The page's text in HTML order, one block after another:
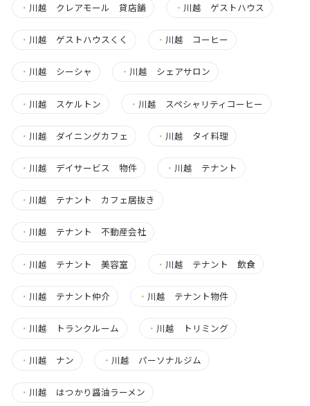
・ 川越 クレアモール 貸店舗 ・ 川越 ゲストハウス
・ 川越 ゲストハウスくく ・ 川越 コーヒー
・ 川越 シーシャ ・ 川越 シェアサロン
・ 川越 スケルトン ・ 川越 スペシャリティコーヒー
・ 川越 ダイニングカフェ ・ 川越 タイ料理
・ 川越 デイサービス 物件 ・ 川越 テナント
・ 川越 テナント カフェ居抜き
・ 川越 テナント 不動産会社
・ 川越 テナント 美容室 ・ 川越 テナント 飲食
・ 川越 テナント仲介 ・ 川越 テナント物件
・ 川越 トランクルーム ・ 川越 トリミング
・ 川越 ナン ・ 川越 パーソナルジム
・ 川越 はつかり醤油ラーメン